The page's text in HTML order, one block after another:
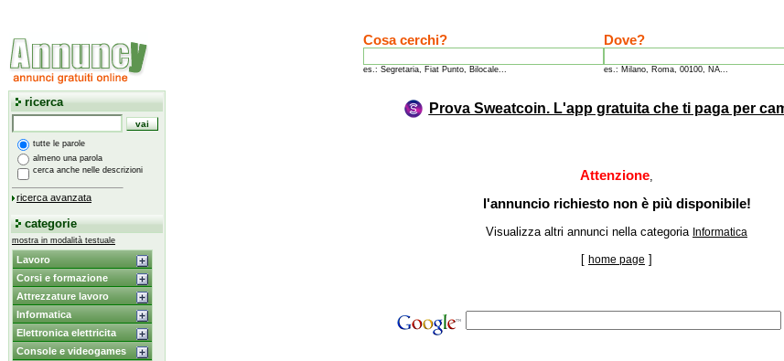
Cosa cerchi?
es.: Segretaria, Fiat Punto, Bilocale...
Dove?
es.: Milano, Roma, 00100, NA...
ricerca
tutte le parole
almeno una parola
cerca anche nelle descrizioni
ricerca avanzata
categorie
mostra in modalità testuale
Lavoro
Corsi e formazione
Attrezzature lavoro
Informatica
Elettronica elettricita
Console e videogames
Prova Sweatcoin. L'app gratuita che ti paga per
Attenzione,
l'annuncio richiesto non è più disponibile!
Visualizza altri annunci nella categoria Informatica
[ home page ]